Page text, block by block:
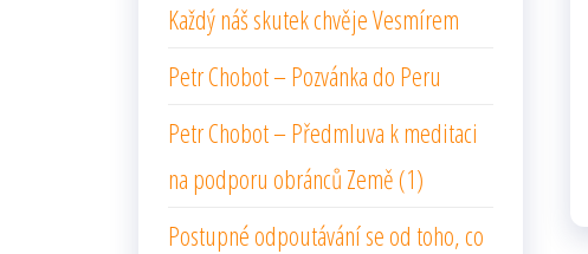
Každý náš skutek chvěje Vesmírem
Petr Chobot – Pozvánka do Peru
Petr Chobot – Předmluva k meditaci
na podporu obránců Země (1)
Postupné odpoutávání se od toho, co